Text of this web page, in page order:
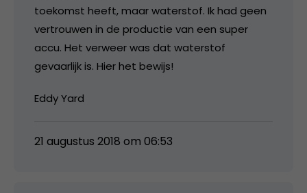
toekomst heeft, maar waterstof. Ik had geen
vertrouwen in de productie van een super
accu. Het verweer was dat waterstof
gevaarlijk is. Hier het bewijs!
Eddy Yard
21 augustus 2018 om 06:53